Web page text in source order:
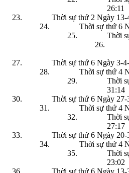
26:11
Thời sự thứ 2 Ngày 13-
Thời sự thứ 6
Thời
Thời sự thứ 6 Ngày 3-
Thời sự thứ 4
Thời
31:14
Thời sự thứ 6 Ngày 27-
Thời sự thứ 4
Thời
27:17
Thời sự thứ 6 Ngày 20-
Thời sự thứ 4
Thời
23:02
Thời sự thứ 6 Ngày 13-